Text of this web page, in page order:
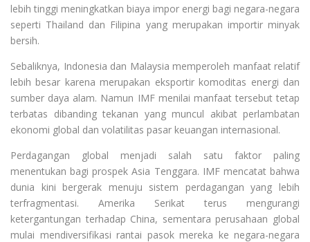
lebih tinggi meningkatkan biaya impor energi bagi negara-negara
seperti Thailand dan Filipina yang merupakan importir minyak
bersih.
Sebaliknya, Indonesia dan Malaysia memperoleh manfaat relatif
lebih besar karena merupakan eksportir komoditas energi dan
sumber daya alam. Namun IMF menilai manfaat tersebut tetap
terbatas dibanding tekanan yang muncul akibat perlambatan
ekonomi global dan volatilitas pasar keuangan internasional.
Perdagangan global menjadi salah satu faktor paling
menentukan bagi prospek Asia Tenggara. IMF mencatat bahwa
dunia kini bergerak menuju sistem perdagangan yang lebih
terfragmentasi. Amerika Serikat terus mengurangi
ketergantungan terhadap China, sementara perusahaan global
mulai mendiversifikasi rantai pasok mereka ke negara-negara